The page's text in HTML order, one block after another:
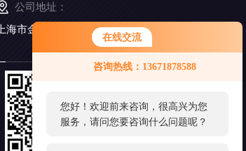
在线交流
咨询热线：13671878588
服务，请问您要咨询什么问题呢？
您好，看您停留很久了，是否找到
了需求产品，您可以直接在线与我
公司地址：
上海市金山工业区亭卫公路6495弄168号5幢3楼
扫
扫
添
加